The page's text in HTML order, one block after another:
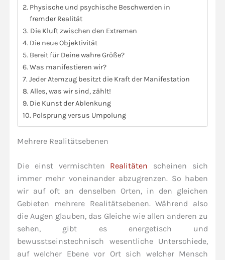
Physische und psychische Beschwerden in
fremder Realität
Die Kluft zwischen den Extremen
Die neue Objektivität
Bereit für Deine wahre Größe?
Was manifestieren wir?
Jeder Atemzug besitzt die Kraft der Manifestation
Alles, was wir sind, zählt!
Die Kunst der Ablenkung
Polsprung versus Umpolung
Mehrere Realitätsebenen
Die einst vermischten Realitäten scheinen sich
immer mehr voneinander abzugrenzen. So haben
wir auf oft an denselben Orten, in den gleichen
Gebieten mehrere Realitätsebenen. Während also
die Augen glauben, das Gleiche wie allen anderen zu
sehen, gibt es energetisch und
bewusstseinstechnisch wesentliche Unterschiede,
auf welcher Ebene vor Ort sich welcher Mensch